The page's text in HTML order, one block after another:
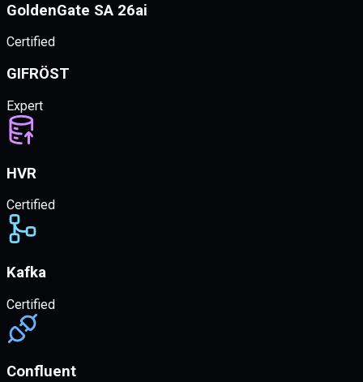
GoldenGate SA 26ai
Certified
GIFRÖST
Expert
HVR
Certified
Kafka
Certified
Confluent